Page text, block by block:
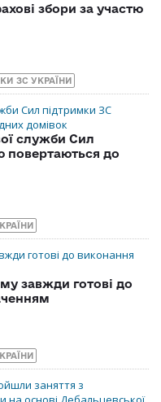
збори за участю
ЗС УКРАЇНИ
служби Сил
повертаються до
завжди готові до